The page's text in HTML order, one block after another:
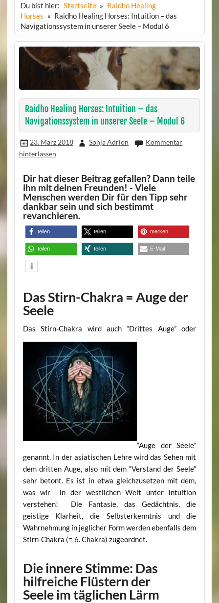
Du bist hier: Startseite
Raidho Healing
Horses
Raidho Healing Horses: Intuition – das
Navigationssystem in unserer Seele – Modul 6
Raidho Healing Horses: Intuition – das
Navigationssystem in unserer Seele – Modul 6
23. März 2018 Sonja Adrion
Kommentar
hinterlassen
Dir hat dieser Beitrag gefallen? Dann teile
ihn mit deinen Freunden! - Viele
Menschen werden Dir für den Tipp sehr
dankbar sein und sich bestimmt
revanchieren.
teilen teilen merken
teilen teilen E-Mail
Das Stirn-Chakra = Auge der
Seele
Das Stirn-Chakra wird auch “Drittes Auge” oder
“Auge der Seele”
genannt. In der asiatischen Lehre wird das Sehen mit
dem dritten Auge, also mit dem “Verstand der Seele”
sehr betont. Es ist in etwa gleichzusetzen mit dem,
was wir in der westlichen Welt unter Intuition
verstehen! Die Fantasie, das Gedächtnis, die
geistige Klarheit, die Selbsterkenntnis und die
Wahrnehmung in jeglicher Form werden ebenfalls dem
Stirn-Chakra (= 6. Chakra) zugeordnet.
Die innere Stimme: Das
hilfreiche Flüstern der
Seele im täglichen Lärm